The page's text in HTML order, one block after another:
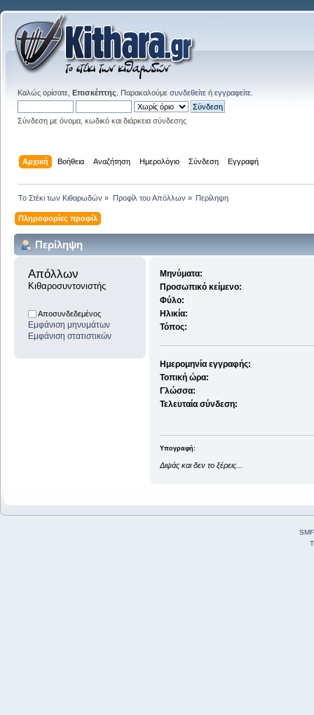
Καλώς ορίσατε, Επισκέπτης . Παρακαλούμε συνδεθείτε ή εγγραφείτε
Σύνδεση με όνομα, κωδικό και διάρκεια σύνδεσης
Αρχική Βοήθεια Αναζήτηση Ημερολόγιο Σύνδεση Εγγραφή
Το Στέκι των Κιθαρωδών » Προφίλ του Απόλλων » Περίληψη
Πληροφορίες προφίλ
Περίληψη
Απόλλων
Κιθαροσυντονιστής
Αποσυνδεδεμένος
Εμφάνιση μηνυμάτων
Εμφάνιση στατιστικών
Μηνύματα:
Προσωπικό κείμενο:
Φύλο:
Ηλικία:
Τόπος:
Ημερομηνία εγγραφής:
Τοπική ώρα:
Γλώσσα:
Τελευταία σύνδεση:
Υπογραφή:
Διψάς και δεν το ξέρεις...